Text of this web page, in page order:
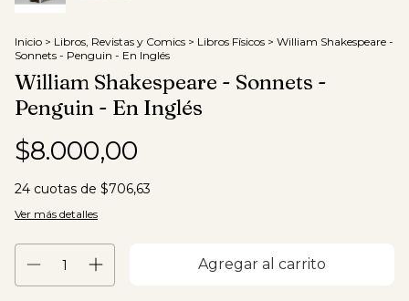
Inicio > Libros, Revistas y Comics > Libros Físicos > William Shakespeare -
Sonnets - Penguin - En Inglés
William Shakespeare - Sonnets -
Penguin - En Inglés
$8.000,00
24 cuotas de $706,63
Ver más detalles